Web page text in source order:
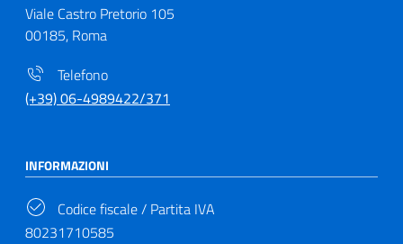
Viale Castro Pretorio 105
00185, Roma
Telefono
(+39) 06-4989422/371
INFORMAZIONI
Codice fiscale / Partita IVA
80231710585